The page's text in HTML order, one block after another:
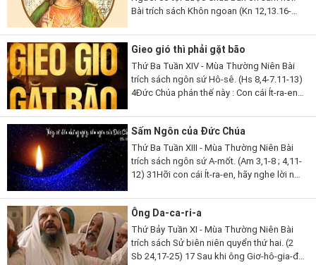
Bài trích sách Khôn ngoan (Kn 12,13.16-
chẳng còn thần nào khác để Ngài phải
chứng tỏ...
Gieo gió thì phải gặt bão
Thứ Ba Tuần XIV - Mùa Thường Niên Bài
trích sách ngôn sứ Hô-sê. (Hs 8,4-7.11-13)
4Đức Chúa phán thế này : Con cái Ít-ra-en
tôn làm lãnh tụ kẻ Ta không biết,...
Sấm Ngôn của Đức Chúa
Thứ Ba Tuần XIII - Mùa Thường Niên Bài
trích sách ngôn sứ A-mốt. (Am 3,1-8 ; 4,11-
12) 31Hỡi con cái Ít-ra-en, hãy nghe lời này,
cáo toàn thể thị...
Ông Da-ca-ri-a
Thứ Bảy Tuần XI - Mùa Thường Niên Bài
trích sách Sử biên niên quyển thứ hai. (2
Sb 24,17-25) 17 Sau khi ông Giơ-hô-gia-đa